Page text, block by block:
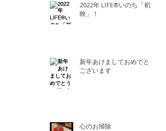
2022年 LIFE®︎いのち「初上
映」！
新年あけましておめでとう
ございます
心のお掃除